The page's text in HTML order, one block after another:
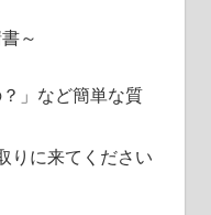
～
」など簡単な質
りに来てください